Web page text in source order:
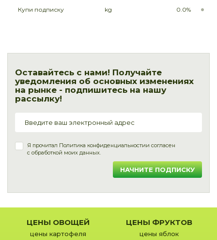
Купи подписку
kg 0.0%
Оставайтесь с нами! Получайте
уведомления об основных изменениях
на рынке - подпишитесь на нашу
рассылку!
Я прочитал Политика конфиденциальностии согласен
с обработкой моих данных.
НАЧНИТЕ ПОДПИСКУ
ЦЕНЫ ОВОЩЕЙ
цены картофеля
ЦЕНЫ ФРУКТОВ
цены яблок